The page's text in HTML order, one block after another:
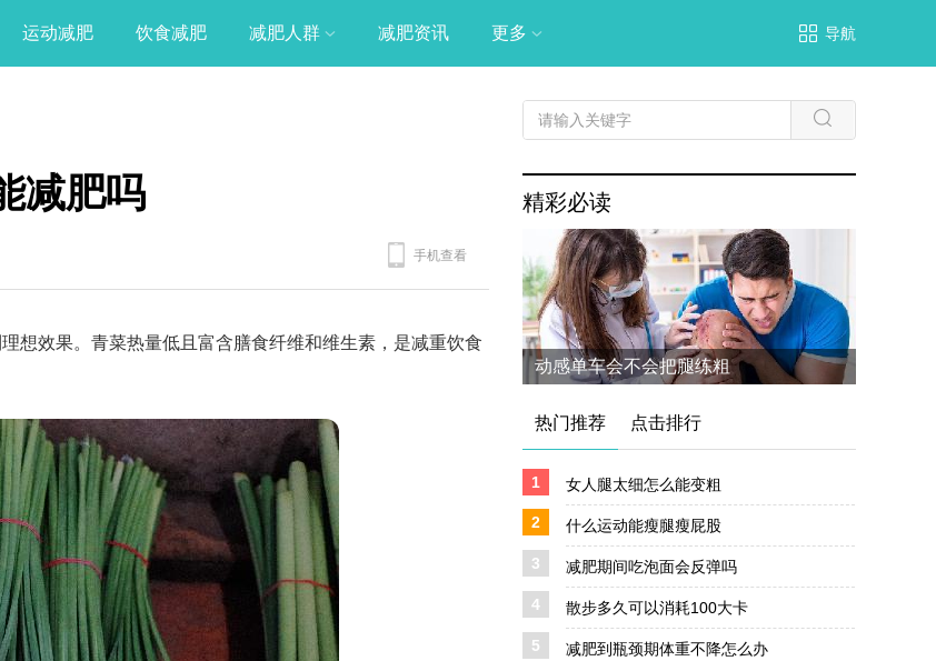
运动减肥 饮食减肥 减肥人群 减肥资讯 更多 导航
减肥吗
手机查看
想效果。青菜热量低且富含膳食纤维和维生素，是减重饮食
精彩必读
动感单车会不会把腿练粗
热门推荐 点击排行
1 女人腿太细怎么能变粗
2 什么运动能瘦腿瘦屁股
3 减肥期间吃泡面会反弹吗
4 散步多久可以消耗100大卡
5 减肥到瓶颈期体重不降怎么办